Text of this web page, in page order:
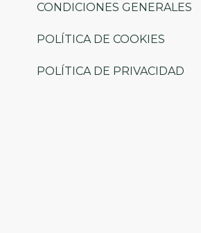
CONDICIONES GENERALES
POLÍTICA DE COOKIES
POLÍTICA DE PRIVACIDAD